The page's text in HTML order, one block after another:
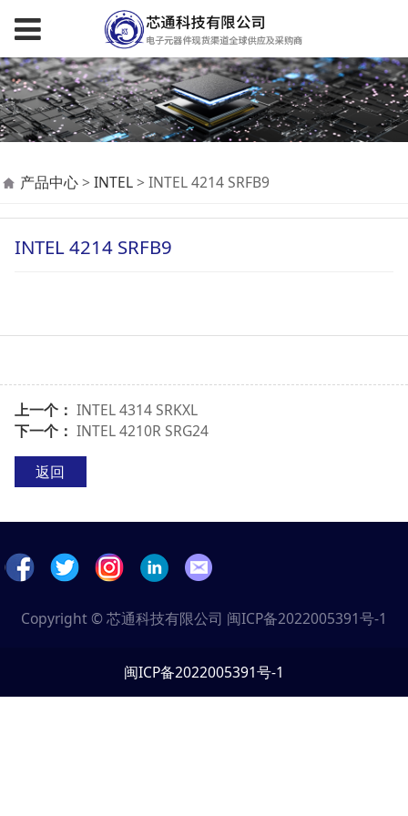
INTEL 4214 SRFB9
产品中心> INTEL> INTEL 4214 SRFB9
INTEL 4214 SRFB9
上一个： INTEL 4314 SRKXL
下一个： INTEL 4210R SRG24
返回
Copyright © 芯通科技有限公司 闽ICP备2022005391号-1
闽ICP备2022005391号-1